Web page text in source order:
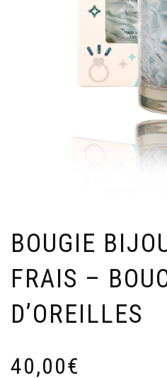
BOUGIE
FRAIS –
D’OREILLES
40,00€